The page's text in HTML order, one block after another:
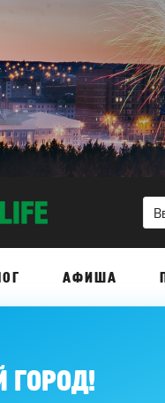
АФИША
ГОРОД!